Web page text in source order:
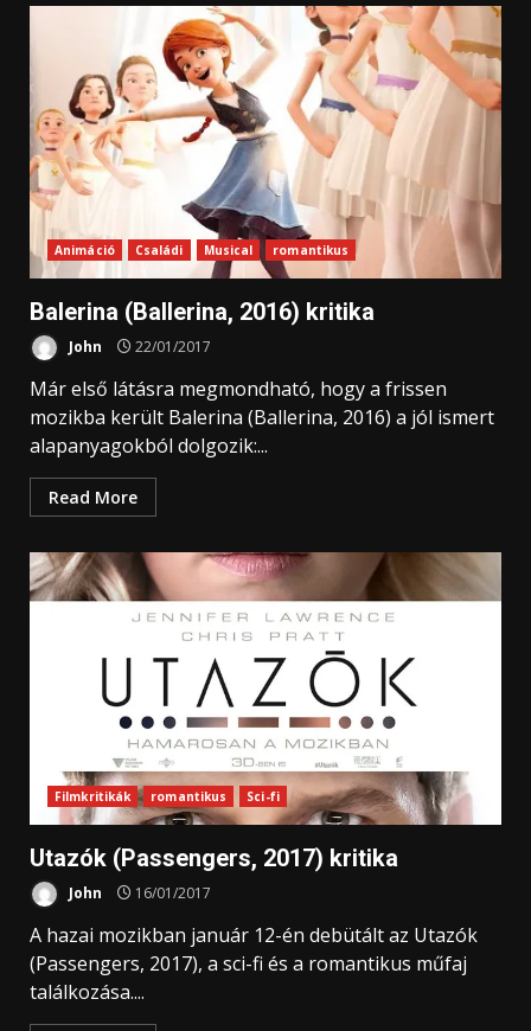
Animáció Családi Musical romantikus
Balerina (Ballerina, 2016) kritika
John 22/01/2017
Már első látásra megmondható, hogy a frissen
mozikba került Balerina (Ballerina, 2016) a jól ismert
alapanyagokból dolgozik:...
Read More
Filmkritikák romantikus Sci-fi
Utazók (Passengers, 2017) kritika
John 16/01/2017
A hazai mozikban január 12-én debütált az Utazók
(Passengers, 2017), a sci-fi és a romantikus műfaj
találkozása....